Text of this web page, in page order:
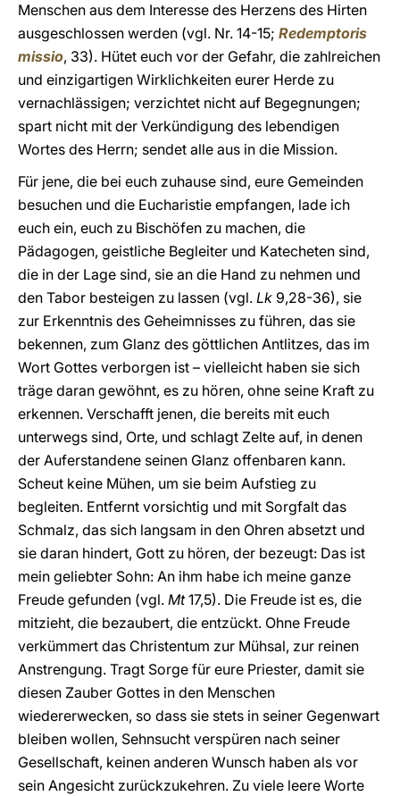
Menschen aus dem Interesse des Herzens des Hirten
ausgeschlossen werden (vgl. Nr. 14-15; Redemptoris
missio, 33). Hütet euch vor der Gefahr, die zahlreichen
und einzigartigen Wirklichkeiten eurer Herde zu
vernachlässigen; verzichtet nicht auf Begegnungen;
spart nicht mit der Verkündigung des lebendigen
Wortes des Herrn; sendet alle aus in die Mission.
Für jene, die bei euch zuhause sind, eure Gemeinden
besuchen und die Eucharistie empfangen, lade ich
euch ein, euch zu Bischöfen zu machen, die
Pädagogen, geistliche Begleiter und Katecheten sind,
die in der Lage sind, sie an die Hand zu nehmen und
den Tabor besteigen zu lassen (vgl. Lk 9,28-36), sie
zur Erkenntnis des Geheimnisses zu führen, das sie
bekennen, zum Glanz des göttlichen Antlitzes, das im
Wort Gottes verborgen ist – vielleicht haben sie sich
träge daran gewöhnt, es zu hören, ohne seine Kraft zu
erkennen. Verschafft jenen, die bereits mit euch
unterwegs sind, Orte, und schlagt Zelte auf, in denen
der Auferstandene seinen Glanz offenbaren kann.
Scheut keine Mühen, um sie beim Aufstieg zu
begleiten. Entfernt vorsichtig und mit Sorgfalt das
Schmalz, das sich langsam in den Ohren absetzt und
sie daran hindert, Gott zu hören, der bezeugt: Das ist
mein geliebter Sohn: An ihm habe ich meine ganze
Freude gefunden (vgl. Mt17,5). Die Freude ist es, die
mitzieht, die bezaubert, die entzückt. Ohne Freude
verkümmert das Christentum zur Mühsal, zur reinen
Anstrengung. Tragt Sorge für eure Priester, damit sie
diesen Zauber Gottes in den Menschen
wiedererwecken, so dass sie stets in seiner Gegenwart
bleiben wollen, Sehnsucht verspüren nach seiner
Gesellschaft, keinen anderen Wunsch haben als vor
sein Angesicht zurückzukehren. Zu viele leere Worte